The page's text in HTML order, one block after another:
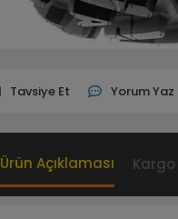
Tavsiye Et Yorum Yaz
Ürün Açıklaması Kargo